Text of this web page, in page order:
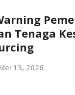
Tenaga
13, 2026